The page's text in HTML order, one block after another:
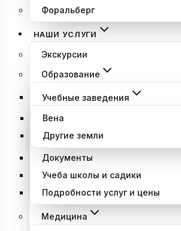
Форальберг
НАШИ УСЛУГИ
Экскурсии
Образование
Учебные заведения
Вена
Другие земли
Документы
Учеба школы и садики
Подробности услуг и цены
Медицина